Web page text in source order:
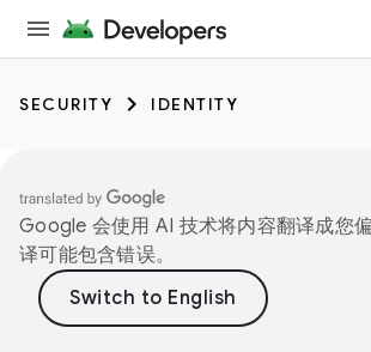
SECURITY IDENTITY
Google 会使用 AI 技术将内容翻译成您
译可能包含错误。